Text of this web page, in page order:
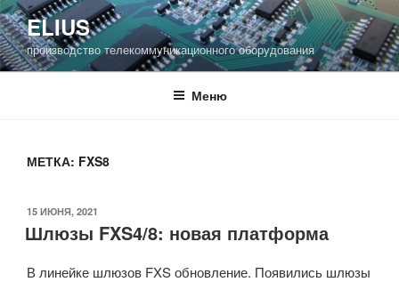
Перейти
к
содержимому
ELIUS
производство телекоммуникационного оборудования
Меню
МЕТКА: FXS8
ОПУБЛИКОВАНО
15 ИЮНЯ, 2021
Шлюзы FXS4/8: новая платформа
В линейке шлюзов FXS обновление. Появились шлюзы